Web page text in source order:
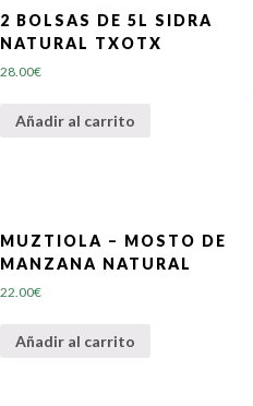
2 BOLSAS DE 5L SIDRA
NATURAL TXOTX
28.00€
Añadir al carrito
MUZTIOLA – MOSTO DE
MANZANA NATURAL
22.00€
Añadir al carrito